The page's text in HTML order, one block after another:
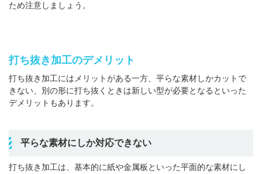
ため注意しましょう。
打ち抜き加工のデメリット
打ち抜き加工にはメリットがある一方、平らな素材しかカットで
きない、別の形に打ち抜くときは新しい型が必要となるといった
デメリットもあります。
平らな素材にしか対応できない
打ち抜き加工は、基本的に紙や金属板といった平面的な素材にし